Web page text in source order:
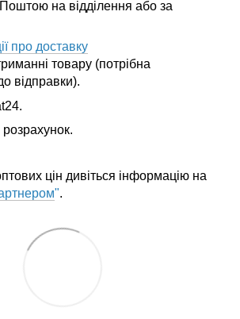
на відділення або за
про доставку
товару (потрібна
відправки).
розрахунок.
цін дивіться інформацію на
".